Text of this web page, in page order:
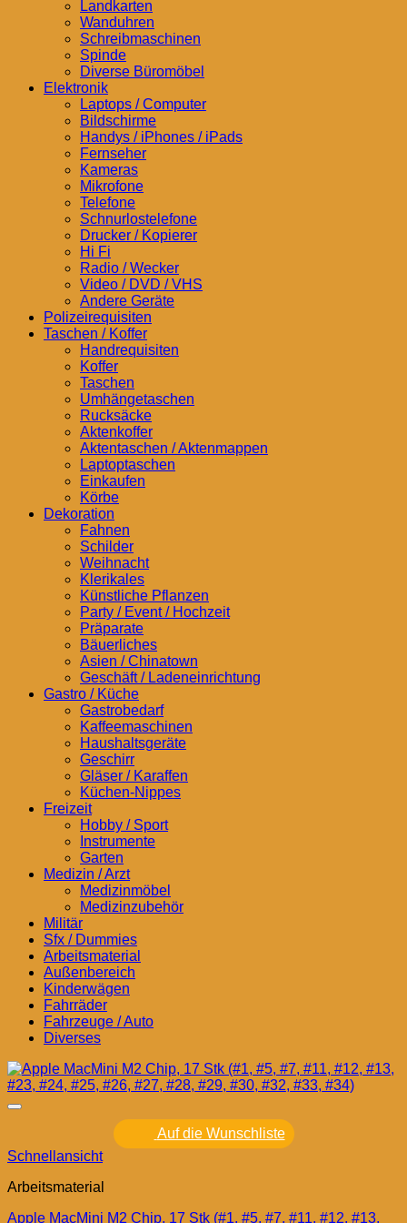
Landkarten
Wanduhren
Schreibmaschinen
Spinde
Diverse Büromöbel
Elektronik
Laptops / Computer
Bildschirme
Handys / iPhones / iPads
Fernseher
Kameras
Mikrofone
Telefone
Schnurlostelefone
Drucker / Kopierer
Hi Fi
Radio / Wecker
Video / DVD / VHS
Andere Geräte
Polizeirequisiten
Taschen / Koffer
Handrequisiten
Koffer
Taschen
Umhängetaschen
Rucksäcke
Aktenkoffer
Aktentaschen / Aktenmappen
Laptoptaschen
Einkaufen
Körbe
Dekoration
Fahnen
Schilder
Weihnacht
Klerikales
Künstliche Pflanzen
Party / Event / Hochzeit
Präparate
Bäuerliches
Asien / Chinatown
Geschäft / Ladeneinrichtung
Gastro / Küche
Gastrobedarf
Kaffeemaschinen
Haushaltsgeräte
Geschirr
Gläser / Karaffen
Küchen-Nippes
Freizeit
Hobby / Sport
Instrumente
Garten
Medizin / Arzt
Medizinmöbel
Medizinzubehör
Militär
Sfx / Dummies
Arbeitsmaterial
Außenbereich
Kinderwägen
Fahrräder
Fahrzeuge / Auto
Diverses
Auf die Wunschliste
Schnellansicht
Arbeitsmaterial
Apple MacMini M2 Chip, 17 Stk (#1, #5, #7, #11, #12, #13,